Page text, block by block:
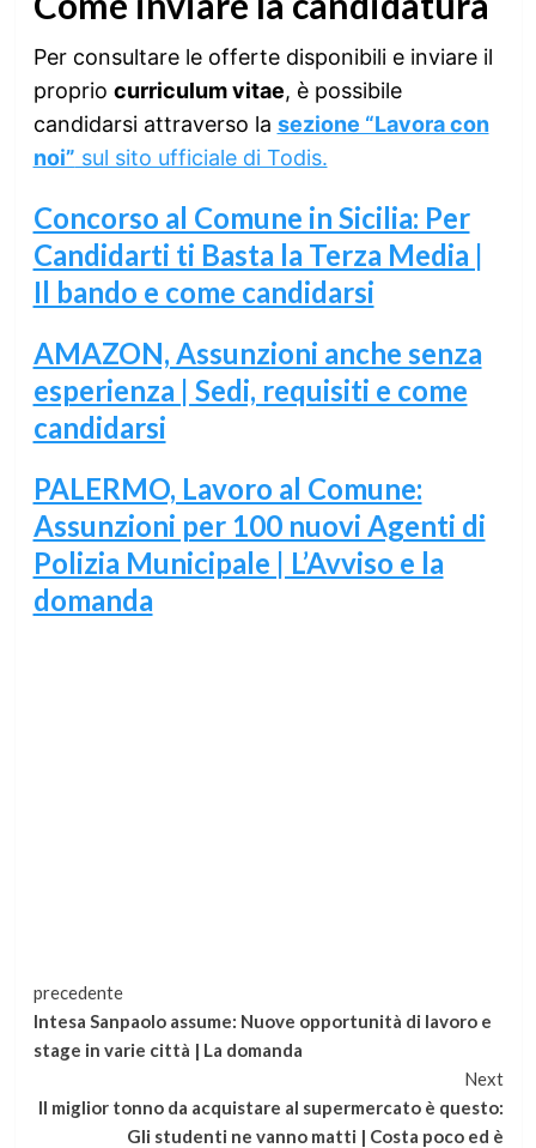
Per consultare le offerte disponibili e inviare il
proprio curriculum vitae, è possibile
candidarsi attraverso la sezione “Lavora con
noi” sul sito ufficiale di Todis.
Concorso al Comune in Sicilia: Per
Candidarti ti Basta la Terza Media |
Il bando e come candidarsi
AMAZON, Assunzioni anche senza
esperienza | Sedi, requisiti e come
candidarsi
PALERMO, Lavoro al Comune:
Assunzioni per 100 nuovi Agenti di
Polizia Municipale | L’Avviso e la
domanda
Continua
a
leggere
precedente
Intesa Sanpaolo assume: Nuove opportunità di lavoro e
stage in varie città | La domanda
Next
Il miglior tonno da acquistare al supermercato è questo:
Gli studenti ne vanno matti | Costa poco ed è